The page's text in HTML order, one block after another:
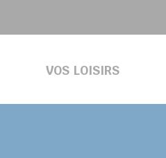
VOS LOISIRS